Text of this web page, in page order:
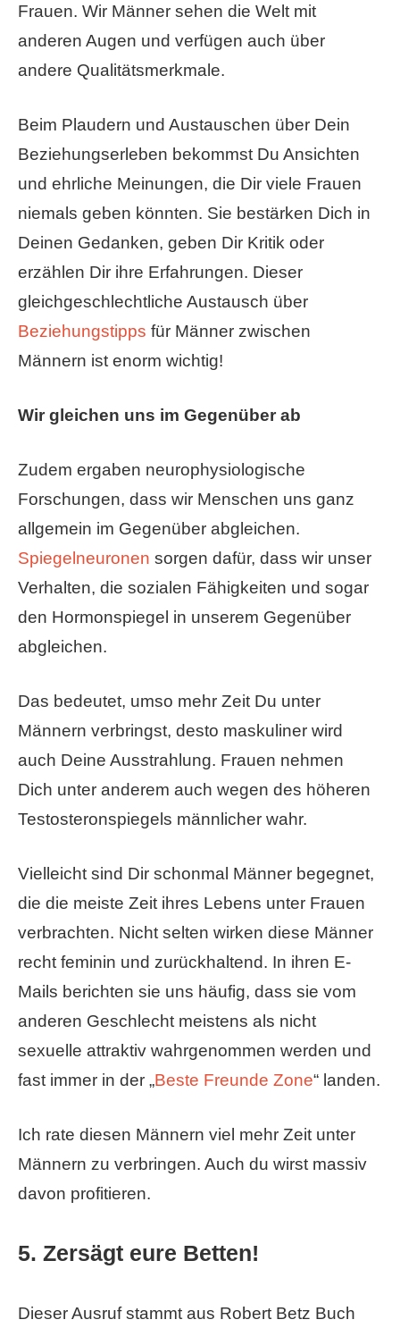
Frauen. Wir Männer sehen die Welt mit
anderen Augen und verfügen auch über
andere Qualitätsmerkmale.
Beim Plaudern und Austauschen über Dein
Beziehungserleben bekommst Du Ansichten
und ehrliche Meinungen, die Dir viele Frauen
niemals geben könnten. Sie bestärken Dich in
Deinen Gedanken, geben Dir Kritik oder
erzählen Dir ihre Erfahrungen. Dieser
gleichgeschlechtliche Austausch über
Beziehungstipps für Männer zwischen
Männern ist enorm wichtig!
Wir gleichen uns im Gegenüber ab
Zudem ergaben neurophysiologische
Forschungen, dass wir Menschen uns ganz
allgemein im Gegenüber abgleichen.
Spiegelneuronen sorgen dafür, dass wir unser
Verhalten, die sozialen Fähigkeiten und sogar
den Hormonspiegel in unserem Gegenüber
abgleichen.
Das bedeutet, umso mehr Zeit Du unter
Männern verbringst, desto maskuliner wird
auch Deine Ausstrahlung. Frauen nehmen
Dich unter anderem auch wegen des höheren
Testosteronspiegels männlicher wahr.
Vielleicht sind Dir schonmal Männer begegnet,
die die meiste Zeit ihres Lebens unter Frauen
verbrachten. Nicht selten wirken diese Männer
recht feminin und zurückhaltend. In ihren E-
Mails berichten sie uns häufig, dass sie vom
anderen Geschlecht meistens als nicht
sexuelle attraktiv wahrgenommen werden und
fast immer in der „Beste Freunde Zone“ landen.
Ich rate diesen Männern viel mehr Zeit unter
Männern zu verbringen. Auch du wirst massiv
davon profitieren.
5. Zersägt eure Betten!
Dieser Ausruf stammt aus Robert Betz Buch